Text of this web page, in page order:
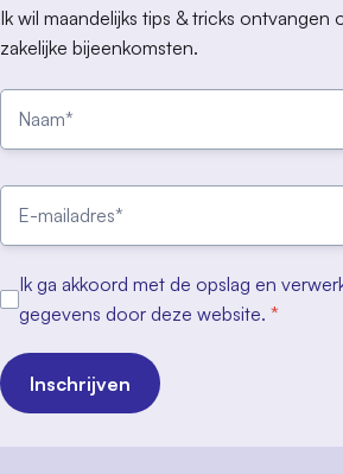
Ik wil maandelijks tips & tricks ontvangen
zakelijke bijeenkomsten.
Ik ga akkoord met de opslag en
gegevens door deze website. *
Inschrijven